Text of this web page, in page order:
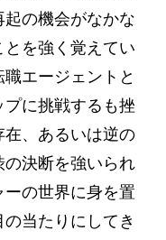
起の機会がなかな
を強く覚えてい
エージェントと
プに挑戦するも挫
、あるいは逆の
決断を強いられ
の世界に身を置
当たりにしてき